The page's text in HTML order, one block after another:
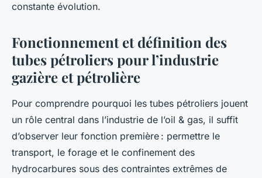
constante évolution.
Fonctionnement et définition des
tubes pétroliers pour l’industrie
gazière et pétrolière
Pour comprendre pourquoi les tubes pétroliers jouent
un rôle central dans l’industrie de l’oil & gas, il suffit
d’observer leur fonction première : permettre le
transport, le forage et le confinement des
hydrocarbures sous des contraintes extrêmes de